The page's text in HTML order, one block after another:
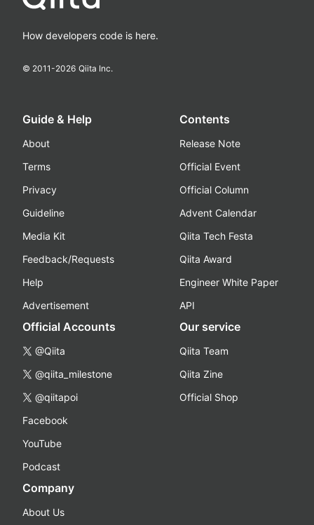
How developers code is here.
© 2011-2026 Qiita Inc.
Guide & Help
About
Terms
Privacy
Guideline
Media Kit
Feedback/Requests
Help
Advertisement
Contents
Release Note
Official Event
Official Column
Advent Calendar
Qiita Tech Festa
Qiita Award
Engineer White Paper
API
Official Accounts
@Qiita
@qiita_milestone
@qiitapoi
Facebook
YouTube
Podcast
Our service
Qiita Team
Qiita Zine
Official Shop
Company
About Us